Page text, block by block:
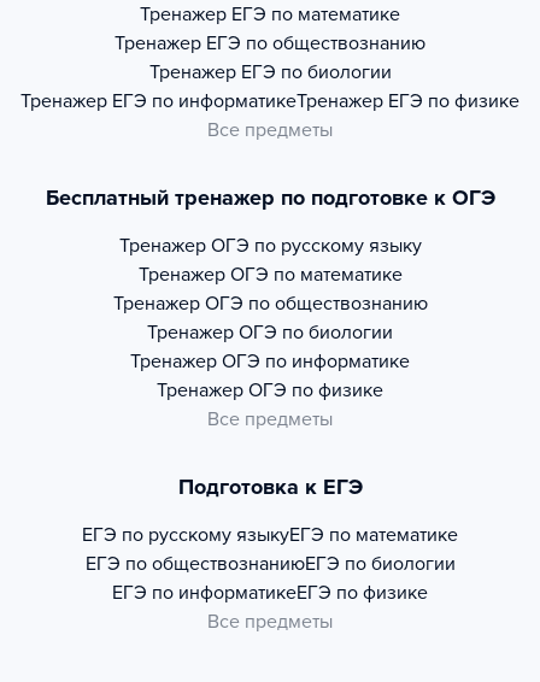
Тренажер ЕГЭ по математике
Тренажер ЕГЭ по обществознанию
Тренажер ЕГЭ по биологии
Тренажер ЕГЭ по информатикеТренажер ЕГЭ по физике
Все предметы
Бесплатный тренажер по подготовке к ОГЭ
Тренажер ОГЭ по русскому языку
Тренажер ОГЭ по математике
Тренажер ОГЭ по обществознанию
Тренажер ОГЭ по биологии
Тренажер ОГЭ по информатике
Тренажер ОГЭ по физике
Все предметы
Подготовка к ЕГЭ
ЕГЭ по русскому языкуЕГЭ по математике
ЕГЭ по обществознаниюЕГЭ по биологии
ЕГЭ по информатикеЕГЭ по физике
Все предметы